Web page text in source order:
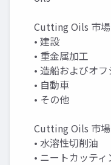
Cutting Oils 市場
• 建設
• 重金属加工
• 造船およびオ
• 自動車
• その他
Cutting Oils 市場
• 水溶性切削油
• ニートカッテ